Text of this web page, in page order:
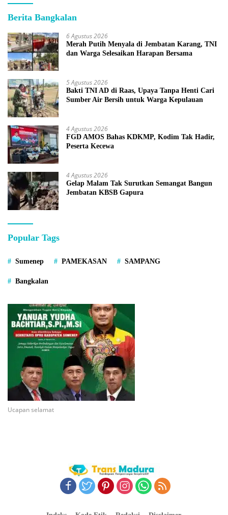
Berita Bangkalan
6 Agustus 2026
Merah Putih Menyala di Jembatan Karang, TNI
dan Warga Selesaikan Harapan Bersama
5 Agustus 2026
Bakti TNI AD di Raas, Upaya Tanpa Henti Cari
Sumber Air Bersih untuk Warga Kepulauan
4 Agustus 2026
FGD AMOS Bahas KDKMP, Kodim Tak Hadir,
Peserta Kecewa
4 Agustus 2026
Gelap Malam Tak Surutkan Semangat Bangun
Jembatan KBSB Gapura
Popular Tags
Sumenep PAMEKASAN SAMPANG
Bangkalan
Ucapan selamat